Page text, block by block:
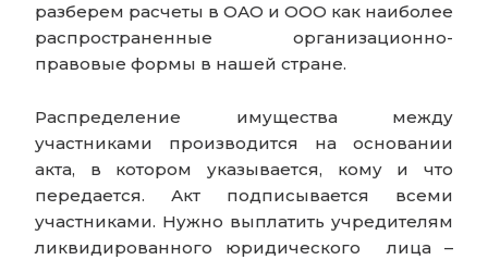
разберем расчеты в ОАО и ООО как наиболее
распространенные организационно-
правовые формы в нашей стране.
Распределение имущества между
участниками производится на основании
акта, в котором указывается, кому и что
передается. Акт подписывается всеми
участниками. Нужно выплатить учредителям
ликвидированного юридического лица –